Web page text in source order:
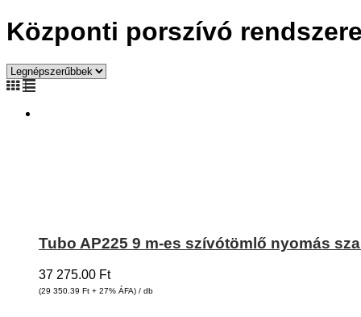
Központi porszívó
Tubo AP225 9 m-es szívótömlő nyomás
37 275.00 Ft
(29 350.39 Ft + 27% ÁFA) / db